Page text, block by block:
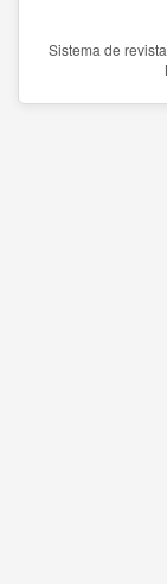
Sistema de